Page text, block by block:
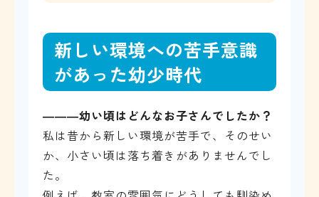
新しい環境への苦手意識
があった幼少時代
―――幼い頃はどんなお子さんでしたか？
私は昔から新しい環境が苦手で、そのせい
か、小さい頃は落ち着きがありませんでし
た。